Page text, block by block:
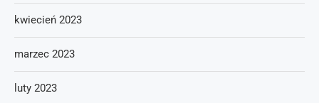
kwiecień 2023
marzec 2023
luty 2023